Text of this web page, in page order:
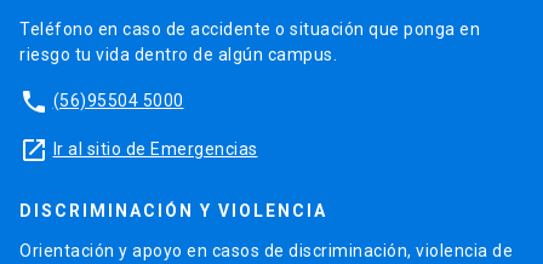
Teléfono en caso de accidente o situación que ponga en
riesgo tu vida dentro de algún campus.
phone (56)95504 5000
launch Ir al sitio de Emergencias
DISCRIMINACIÓN Y VIOLENCIA
Orientación y apoyo en casos de discriminación, violencia de